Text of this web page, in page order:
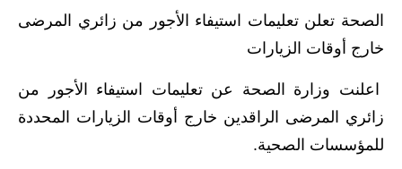
الاخبار الرياضية
اخبار وقرارات وزارة التربية
الصحة تعلن تعليمات استيفاء الأجور من زائري المرضى
خارج أوقات الزيارات
اعلنت وزارة الصحة عن تعليمات استيفاء الأجور من
زائري المرضى الراقدين خارج أوقات الزيارات المحددة
للمؤسسات الصحية.